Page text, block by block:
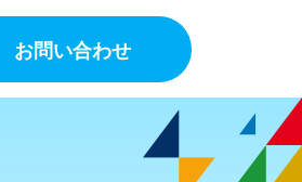
お問い合わせ